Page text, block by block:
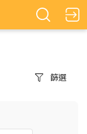
篩選